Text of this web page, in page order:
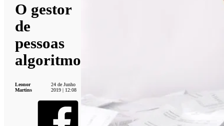
O gestor
de
pessoas
algoritmo
Leonor
Martins
24 de Junho
2019 | 12:08